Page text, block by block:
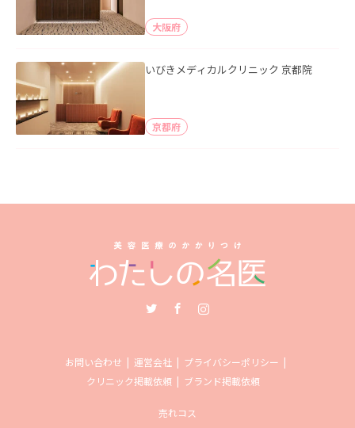
大阪府
いびきメディカルクリニック 京都院
京都府
お問い合わせ 運営会社
プライバシーポリシー
クリニック掲載依頼
ブランド掲載依頼
売れコス